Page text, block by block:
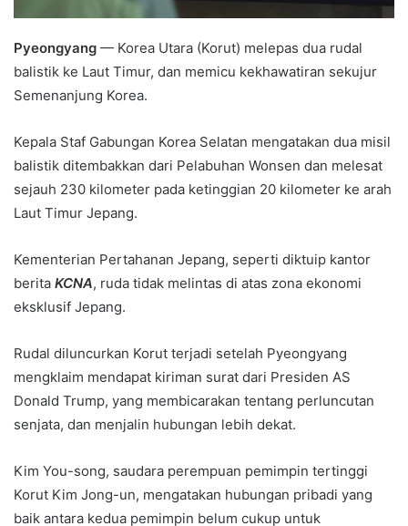
Pyeongyang — Korea Utara (Korut) melepas dua rudal
balistik ke Laut Timur, dan memicu kekhawatiran sekujur
Semenanjung Korea.
Kepala Staf Gabungan Korea Selatan mengatakan dua misil
balistik ditembakkan dari Pelabuhan Wonsen dan melesat
sejauh 230 kilometer pada ketinggian 20 kilometer ke arah
Laut Timur Jepang.
Kementerian Pertahanan Jepang, seperti diktuip kantor
berita KCNA, ruda tidak melintas di atas zona ekonomi
eksklusif Jepang.
Rudal diluncurkan Korut terjadi setelah Pyeongyang
mengklaim mendapat kiriman surat dari Presiden AS
Donald Trump, yang membicarakan tentang perluncutan
senjata, dan menjalin hubungan lebih dekat.
Kim You-song, saudara perempuan pemimpin tertinggi
Korut Kim Jong-un, mengatakan hubungan pribadi yang
baik antara kedua pemimpin belum cukup untuk